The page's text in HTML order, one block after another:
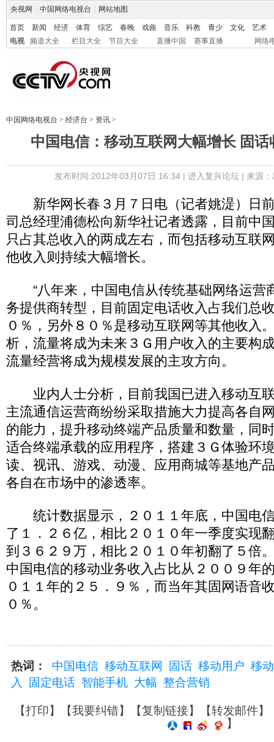
央视网 中国网络电视台 网站地图
首页 新闻 经济 体育 综艺 春晚 戏曲 音乐 科教 青少 文化
艺术
电视
频道大全 栏目大全 节目大全 直播中国 赛事直播 网络
中国网络电视台 > 经济台 > 资讯 >
中国电信：移动互联网大幅增长 固
发布时间:2012年03月07日 16:34 | 进入复兴论坛| 来源
新华网长春３月７日电（记者姚湜）日
司总经理浦德松向新华社记者透露，目前中
只占其总收入的两成左右，而包括移动互联
他收入则持续大幅增长。
“八年来，中国电信从传统基础网络运营
务提供商转型，目前固定电话收入占我们总
０％，另外８０％是移动互联网等其他收入
析，流量将成为未来３Ｇ用户收入的主要构
流量经营将成为规模发展的主攻方向。
业内人士分析，目前我国已进入移动互
主流通信运营商纷纷采取措施大力提高各自
的能力，提升移动终端产品质量和数量，同
适合终端承载的应用程序，搭建３Ｇ体验环
读、视讯、游戏、动漫、应用商城等基地产
各自在市场中的渗透率。
统计数据显示，２０１１年底，中国电
了１．２６亿，相比２０１０年一季度实现
到３６２９万，相比２０１０年初翻了５倍
中国电信的移动业务收入占比从２００９年
０１１年的２５．９％，而当年其固网语音
０％。
热词： 中国电信 移动互联网 固话 移动用户 移
入
固定电话 智能手机 大幅 整合营销
【打印】【我要纠错】【复制链接】【转发邮件】
】